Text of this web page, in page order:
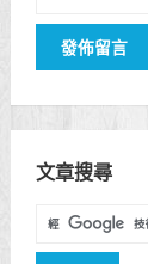
文章搜尋